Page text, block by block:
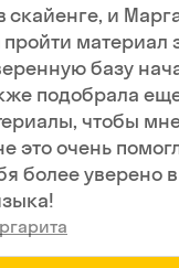
и
материал
базу
подобрала
чтобы
это очень
более уверено